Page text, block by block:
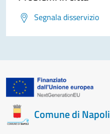
Segnala disservizio
Comune di Napoli